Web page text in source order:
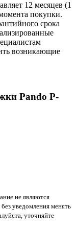
12 месяцев (1
покупки.
срока
возникающие
Pando P-
не являются
уведомления менять
уточняйте